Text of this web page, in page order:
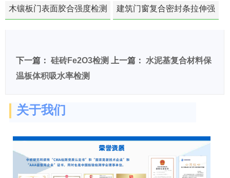
苯含量检测
木镶板门表面胶合强度检测
建筑门窗复合密封条拉伸强
下一篇： 硅砖Fe2O3检测 上一篇： 水泥基复合材料保
温板体积吸水率检测
关于我们